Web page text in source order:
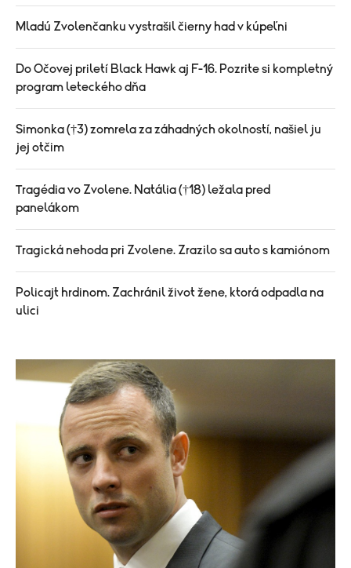
Mladú Zvolenčanku vystrašil čierny had v kúpeľni
Do Očovej priletí Black Hawk aj F-16. Pozrite si kompletný
program leteckého dňa
Simonka (†3) zomrela za záhadných okolností, našiel ju
jej otčim
Tragédia vo Zvolene. Natália (†18) ležala pred
panelákom
Tragická nehoda pri Zvolene. Zrazilo sa auto s kamiónom
Policajt hrdinom. Zachránil život žene, ktorá odpadla na
ulici